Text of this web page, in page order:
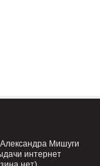
Александра Мишуги
интернет